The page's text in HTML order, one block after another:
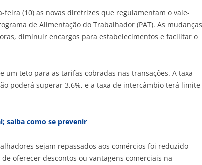
feira (10) as novas diretrizes que regulamentam o vale-
de Alimentação do Trabalhador (PAT). As mudanças
diminuir encargos para estabelecimentos e facilitar o
um teto para as tarifas cobradas nas transações. A taxa
poderá superar 3,6%, e a taxa de intercâmbio terá limite
saiba como se prevenir
sejam repassados aos comércios foi reduzido
oferecer descontos ou vantagens comerciais na